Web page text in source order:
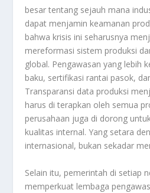
besar tentang sejauh mana
dapat menjamin keamanan
bahwa krisis ini seharusnya
mereformasi sistem produksi
global. Pengawasan yang lebih
baku, sertifikasi rantai pasok,
Transparansi data produksi
harus di terapkan oleh semua
perusahaan juga di dorong
kualitas internal. Yang setara
internasional, bukan sekadar
Selain itu, pemerintah di setiap
memperkuat lembaga